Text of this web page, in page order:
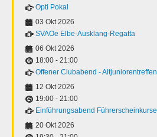
Opti Pokal
03 Okt 2026
SVAOe Elbe-Ausklang-Regatta
06 Okt 2026
18:00 - 21:00
Offener Clubabend - Altjuniorentreffen
12 Okt 2026
19:00 - 21:00
Einführungsabend Führerscheinkurse
20 Okt 2026